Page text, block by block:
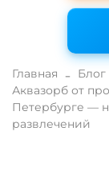
Главная
Блог
Аквазорб от
Петербурге —
развлечений